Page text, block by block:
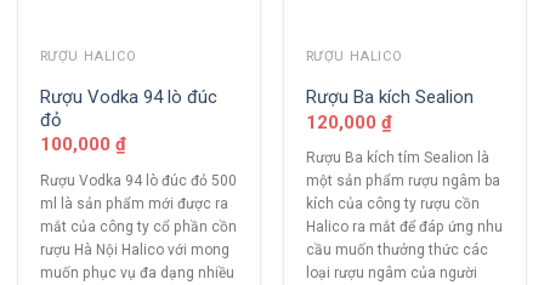
RƯỢU HALICO
Rượu Vodka 94 lò đúc
đỏ
100,000 ₫
Rượu Vodka 94 lò đúc đỏ 500
ml là sản phẩm mới được ra
mắt của công ty cổ phần cồn
rượu Hà Nội Halico với mong
muốn phục vụ đa dạng nhiều
RƯỢU HALICO
Rượu Ba kích Sealion
120,000 ₫
Rượu Ba kích tím Sealion là
một sản phẩm rượu ngâm ba
kích của công ty rượu cồn
Halico ra mắt để đáp ứng nhu
cầu muốn thưởng thức các
loại rượu ngâm của người